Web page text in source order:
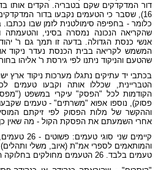
דור המדקדקים שקם בטבריה. הקדים אותו
16), שסבר כי הטעמים נקבעו בדור
כלומר - בחפיפה סימולטנית לזמן שבו
שהקריאה הנכונה נמסרה בסיני, והטעמתה
אנשי כנסת הגדולה. בדעה זו תמך גם ר'
המשמש לקריאה בבית הכנסת נעדר ניקוד
שהטעם והניקוד ניתנו לפי גירסת ר' אליהו בחור.
בכתבי יד עתיקים נתגלו מערכות ניקוד ארץ
הטבריינית, שכללו אותה וקבעו טעמים
הקודמות לכל "הפסק" עיקרי במשפט
פסוק), נוספו אפוא "משרתים" - טעמים
וההקשר של מלות הפסוק לפי זיקתם
אחרי השמעתם את הפסקת הקול - מה שאין
טעמים בלבד. 26 הטעמים מחולקים בחלוקה הפנימית דלהלן: